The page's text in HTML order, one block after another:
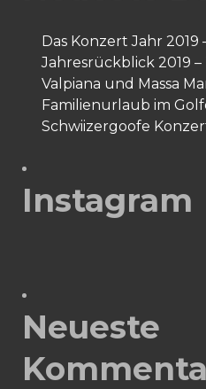
Das Konzert Jahr
Jahresrückblick 2019 –
Valpiana und Massa
Familienurlaub im
Schwiizergoofe
Instagram
Neueste